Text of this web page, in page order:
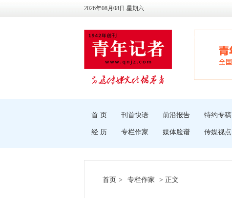
2026年08月08日 星期六
首 页 刊首快语 前沿报告 特约专稿
经 历 专栏作家 媒体脸谱 传媒视点
首页 > 专栏作家 > 正文